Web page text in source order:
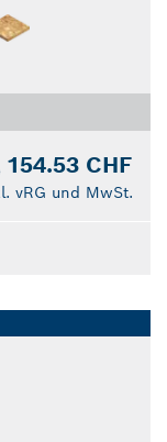
154.53 CHF
vRG und MwSt.